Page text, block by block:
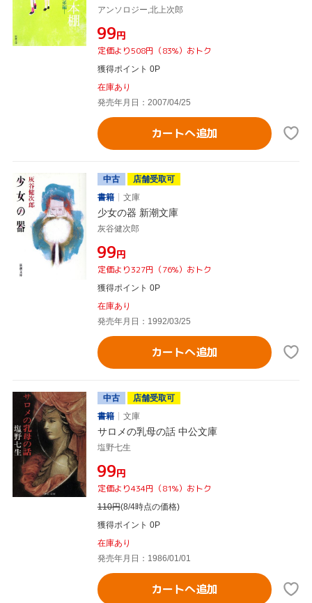
アンソロジー,北上次郎
¥99円
定価より508円（83%）おトク
獲得ポイント 0P
在庫あり
発売年月日：2007/04/25
カートへ追加
中古
店舗受取可
書籍
文庫
少女の器 新潮文庫
灰谷健次郎
¥99円
定価より327円（76%）おトク
獲得ポイント 0P
在庫あり
発売年月日：1992/03/25
カートへ追加
中古
店舗受取可
書籍
文庫
サロメの乳母の話 中公文庫
塩野七生
¥99円
定価より434円（81%）おトク
110円(8/4時点の価格)
獲得ポイント 0P
在庫あり
発売年月日：1986/01/01
カートへ追加